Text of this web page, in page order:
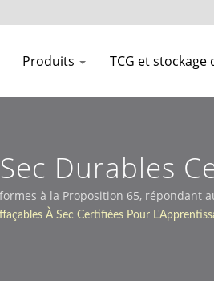
Produits TCG et stockage
Durables
Bureau
à la Proposition 65, répondant
À Sec Certifiées Pour